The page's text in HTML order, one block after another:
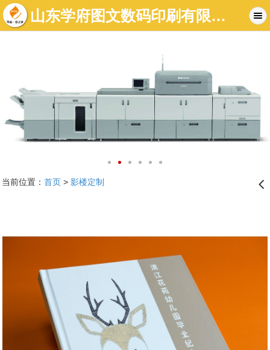
山东学府图文数码印刷有限公司-济南图文店|济南标书制作|济南数码快印-济南学府图文快印有限公司
当前位置： 首页> 影楼定制 󰊒